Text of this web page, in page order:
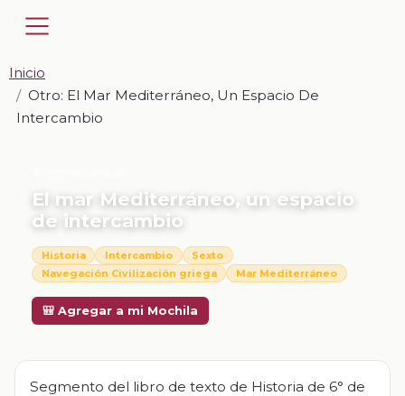
Inicio
Otro: El Mar Mediterráneo, Un Espacio De
Intercambio
El mar Mediterráneo, un espacio
de intercambio
Historia Intercambio
Sexto
Navegación Civilización griega
Mar Mediterráneo
🎒 Agregar a mi Mochila
Segmento del libro de texto de Historia de 6° de